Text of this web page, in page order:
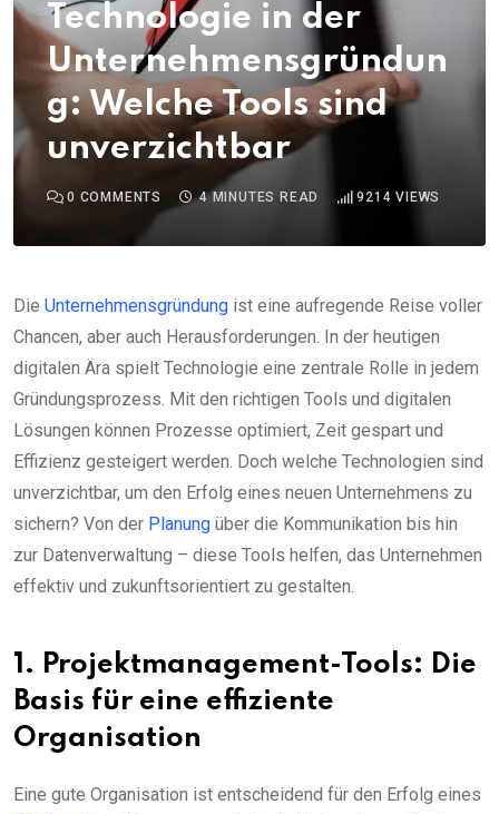
Technologie in der
Unternehmensgründun
g: Welche Tools sind
unverzichtbar
0 COMMENTS 4 MINUTES READ 9214 VIEWS
Die Unternehmensgründung ist eine aufregende Reise voller
Chancen, aber auch Herausforderungen. In der heutigen
digitalen Ära spielt Technologie eine zentrale Rolle in jedem
Gründungsprozess. Mit den richtigen Tools und digitalen
Lösungen können Prozesse optimiert, Zeit gespart und
Effizienz gesteigert werden. Doch welche Technologien sind
unverzichtbar, um den Erfolg eines neuen Unternehmens zu
sichern? Von der Planung über die Kommunikation bis hin
zur Datenverwaltung – diese Tools helfen, das Unternehmen
effektiv und zukunftsorientiert zu gestalten.
1. Projektmanagement-Tools: Die
Basis für eine effiziente
Organisation
Eine gute Organisation ist entscheidend für den Erfolg eines